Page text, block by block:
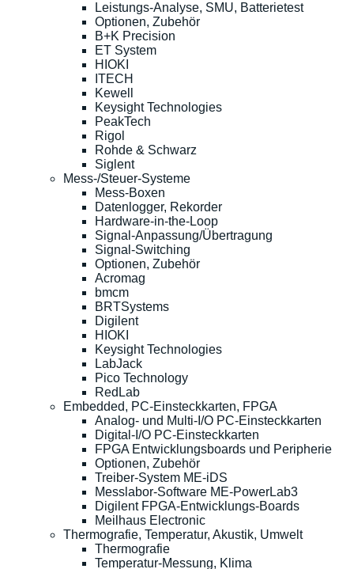
Leistungs-Analyse, SMU, Batterietest
Optionen, Zubehör
B+K Precision
ET System
HIOKI
ITECH
Kewell
Keysight Technologies
PeakTech
Rigol
Rohde & Schwarz
Siglent
Mess-/Steuer-Systeme
Mess-Boxen
Datenlogger, Rekorder
Hardware-in-the-Loop
Signal-Anpassung/Übertragung
Signal-Switching
Optionen, Zubehör
Acromag
bmcm
BRTSystems
Digilent
HIOKI
Keysight Technologies
LabJack
Pico Technology
RedLab
Embedded, PC-Einsteckkarten, FPGA
Analog- und Multi-I/O PC-Einsteckkarten
Digital-I/O PC-Einsteckkarten
FPGA Entwicklungsboards und Peripherie
Optionen, Zubehör
Treiber-System ME-iDS
Messlabor-Software ME-PowerLab3
Digilent FPGA-Entwicklungs-Boards
Meilhaus Electronic
Thermografie, Temperatur, Akustik, Umwelt
Thermografie
Temperatur-Messung, Klima